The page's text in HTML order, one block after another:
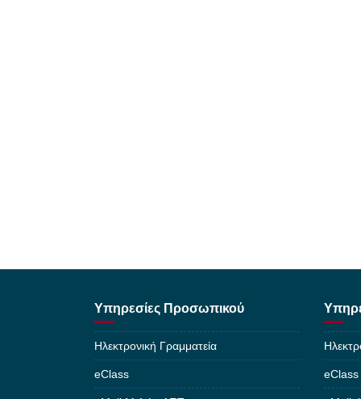
Υπηρεσίες Προσωπικού
Ηλεκτρονική Γραμματεία
eClass eClass